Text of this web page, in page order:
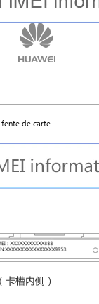
fente de carte.